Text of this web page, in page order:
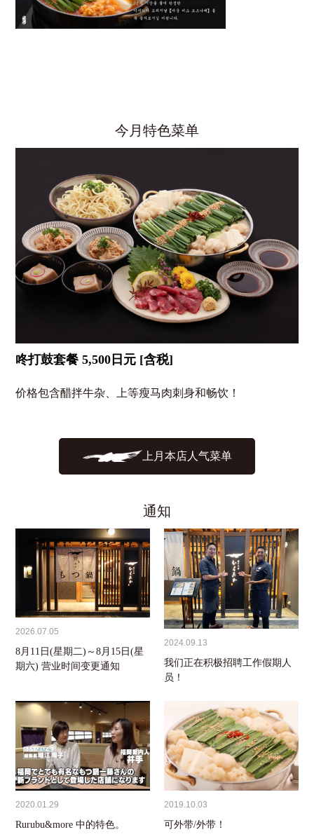
今月特色菜单
咚打鼓套餐 5,500日元 [含税]
价格包含醋拌牛杂、上等瘦马肉刺身和畅饮！
上月本店人气菜单
通知
2026.07.05
8月11日(星期二)～8月15日(星
期六) 营业时间变更通知
2024.09.13
我们正在积极招聘工作假期人
员！
2020.01.29
Rurubu&more 中的特色。
2019.10.03
可外带/外带！